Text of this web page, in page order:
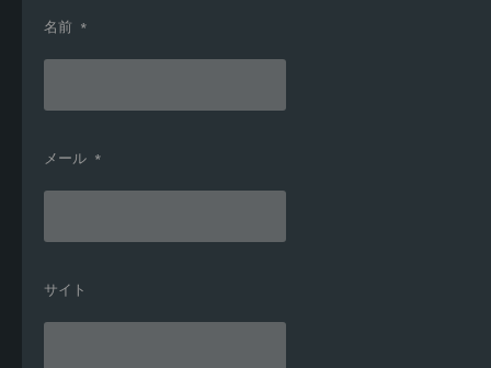
名前 *
メール *
サイト